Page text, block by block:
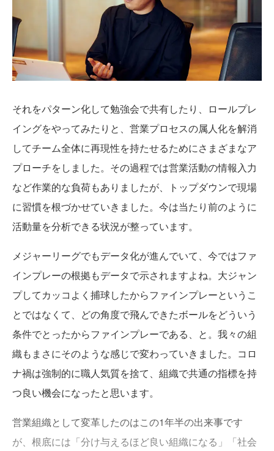
それをパターン化して勉強会で共有したり、ロールプレ
イングをやってみたりと、営業プロセスの属人化を解消
してチーム全体に再現性を持たせるためにさまざまなア
プローチをしました。その過程では営業活動の情報入力
など作業的な負荷もありましたが、トップダウンで現場
に習慣を根づかせていきました。今は当たり前のように
活動量を分析できる状況が整っています。
メジャーリーグでもデータ化が進んでいて、今ではファ
インプレーの根拠もデータで示されますよね。大ジャン
プしてカッコよく捕球したからファインプレーというこ
とではなくて、どの角度で飛んできたボールをどういう
条件でとったからファインプレーである、と。我々の組
織もまさにそのような感じで変わっていきました。コロ
ナ禍は強制的に職人気質を捨て、組織で共通の指標を持
つ良い機会になったと思います。
営業組織として変革したのはこの1年半の出来事です
が、根底には「分け与えるほど良い組織になる」「社会